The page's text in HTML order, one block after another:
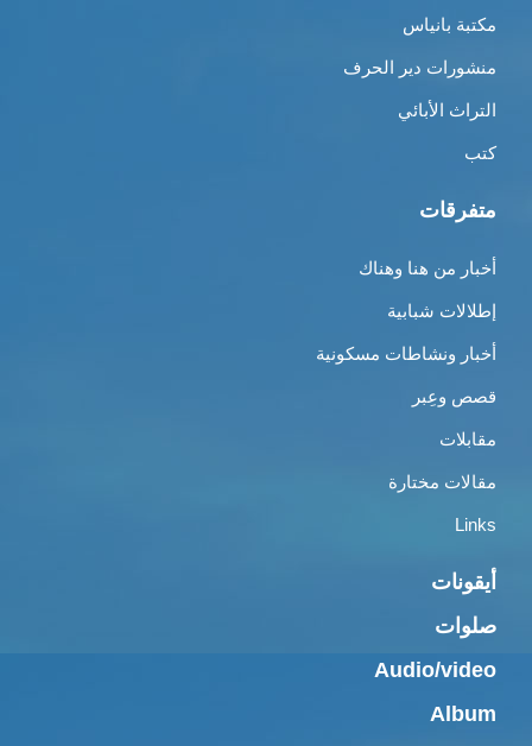
مكتبة بانياس
منشورات دير الحرف
التراث الأبائي
كتب
متفرقات
أخبار من هنا وهناك
إطلالات شبابية
أخبار ونشاطات مسكونية
قصص وعِبر
مقابلات
مقالات مختارة
Links
أيقونات
صلوات
Audio/video
Album